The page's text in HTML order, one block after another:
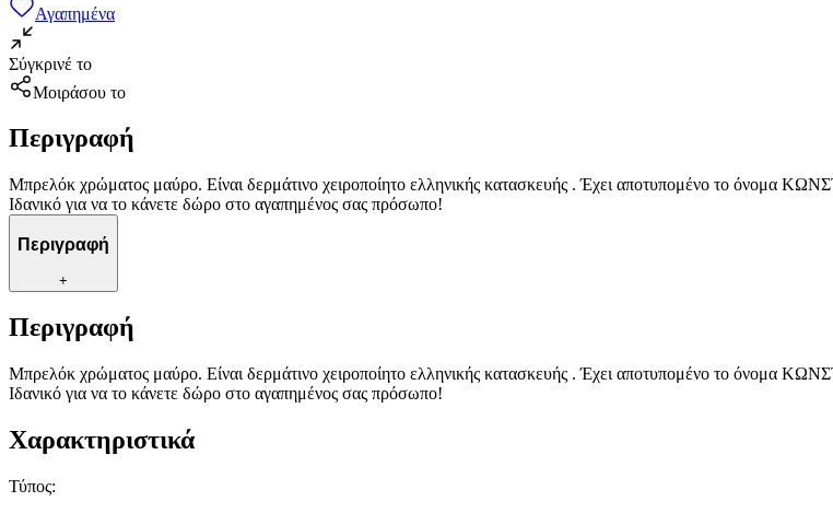
Αγαπημένα
Σύγκρινέ το
Μοιράσου το
Περιγραφή
Μπρελόκ χρώματος μαύρο. Είναι δερμάτινο χειροποίητο ελληνικής κατασκευής . Έχει αποτυπομένο το όνομα
Ιδανικό για να το κάνετε δώρο στο αγαπημένος σας πρόσωπο!
Περιγραφή
+
Περιγραφή
Μπρελόκ χρώματος μαύρο. Είναι δερμάτινο χειροποίητο ελληνικής κατασκευής . Έχει αποτυπομένο το όνομα
Ιδανικό για να το κάνετε δώρο στο αγαπημένος σας πρόσωπο!
Χαρακτηριστικά
Τύπος: